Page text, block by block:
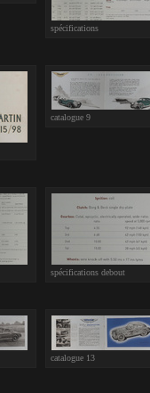
spécifications
catalogue 9
spécifications debout
catalogue 13